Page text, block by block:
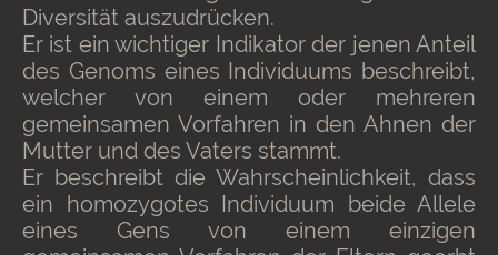
Diversität auszudrücken.
Er ist ein wichtiger Indikator der jenen Anteil
des Genoms eines Individuums beschreibt,
welcher von einem oder mehreren
gemeinsamen Vorfahren in den Ahnen der
Mutter und des Vaters stammt.
Er beschreibt die Wahrscheinlichkeit, dass
ein homozygotes Individuum beide Allele
eines Gens von einem einzigen